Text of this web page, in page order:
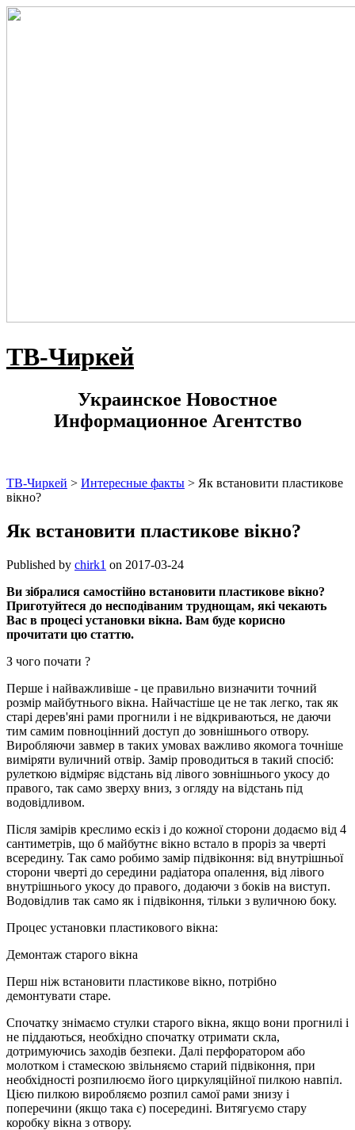
ТВ-Чиркей
Украинское Новостное
Информационное Агентство
ТВ-Чиркей > Интересные факты > Як встановити пластикове
вікно?
Як встановити пластикове вікно?
Published by chirk1 on 2017-03-24
Ви зібралися самостійно встановити пластикове вікно?
Приготуйтеся до несподіваним труднощам, які чекають
Вас в процесі установки вікна. Вам буде корисно
прочитати цю статтю.
З чого почати ?
Перше і найважливіше - це правильно визначити точний
розмір майбутнього вікна. Найчастіше це не так легко, так як
старі дерев'яні рами прогнили і не відкриваються, не даючи
тим самим повноцінний доступ до зовнішнього отвору.
Виробляючи завмер в таких умовах важливо якомога точніше
виміряти вуличний отвір. Замір проводиться в такий спосіб:
рулеткою відміряє відстань від лівого зовнішнього укосу до
правого, так само зверху вниз, з огляду на відстань під
водовідливом.
Після замірів креслимо ескіз і до кожної сторони додаємо від 4
сантиметрів, що б майбутнє вікно встало в проріз за чверті
всередину. Так само робимо замір підвіконня: від внутрішньої
сторони чверті до середини радіатора опалення, від лівого
внутрішнього укосу до правого, додаючи з боків на виступ.
Водовідлив так само як і підвіконня, тільки з вуличною боку.
Процес установки пластикового вікна:
Демонтаж старого вікна
Перш ніж встановити пластикове вікно, потрібно
демонтувати старе.
Спочатку знімаємо стулки старого вікна, якщо вони прогнилі і
не піддаються, необхідно спочатку отримати скла,
дотримуючись заходів безпеки. Далі перфоратором або
молотком і стамескою звільняємо старий підвіконня, при
необхідності розпилюємо його циркуляційної пилкою навпіл.
Цією пилкою виробляємо розпил самої рами знизу і
поперечини (якщо така є) посередині. Витягуємо стару
коробку вікна з отвору.